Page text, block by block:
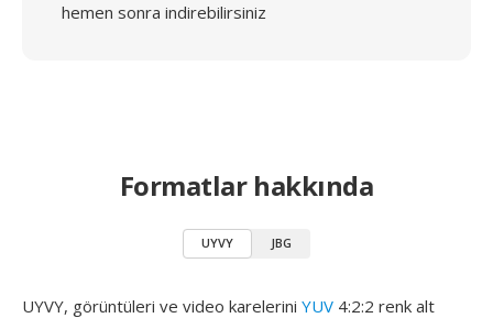
hemen sonra indirebilirsiniz
Formatlar hakkında
UYVY JBG
UYVY, görüntüleri ve video karelerini YUV 4:2:2 renk alt